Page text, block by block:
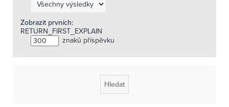
Zobrazit prvních:
RETURN_FIRST_EXPLAIN
znaků příspěvku